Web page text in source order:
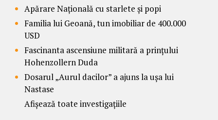
Apărare Națională cu starlete și popi
Familia lui Geoană, tun imobiliar de 400.000
USD
Fascinanta ascensiune militară a prințului
Hohenzollern Duda
Dosarul „Aurul dacilor” a ajuns la ușa lui
Nastase
Afișează toate investigațiile